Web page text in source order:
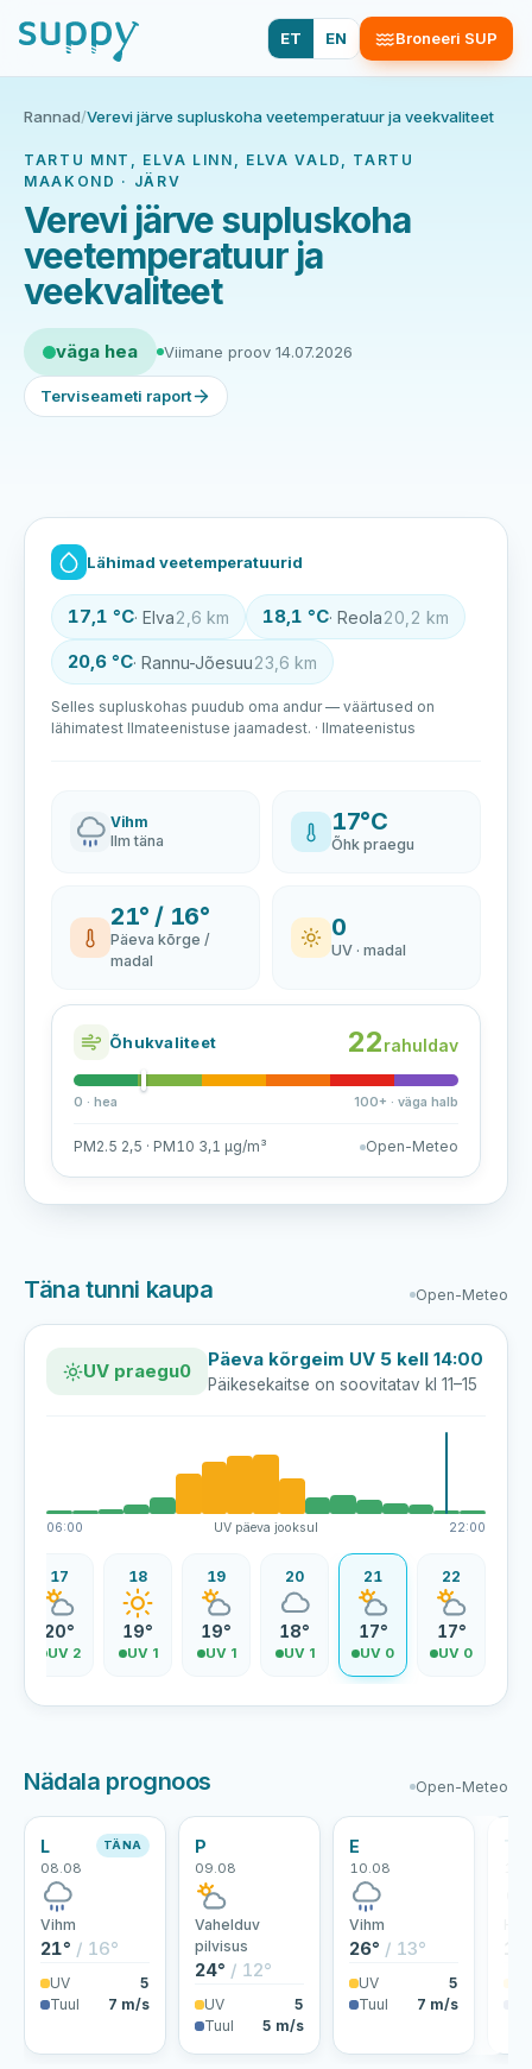
ET EN Broneeri SUP
Rannad/Verevi järve supluskoha veetemperatuur ja veekvaliteet
TARTU MNT, ELVA LINN, ELVA VALD, TARTU
MAAKOND · JÄRV
Verevi järve supluskoha
veetemperatuur ja
veekvaliteet
väga hea Viimane proov 14.07.2026
Terviseameti raport
Lähimad veetemperatuurid
17,1 °C· Elva2,6 km 18,1 °C· Reola20,2 km
20,6 °C· Rannu-Jõesuu23,6 km
Selles supluskohas puudub oma andur — väärtused on
lähimatest Ilmateenistuse jaamadest. · Ilmateenistus
Vihm
Ilm täna
17°C
Õhk praegu
21° / 16°
Päeva kõrge /
madal
0
UV · madal
Õhukvaliteet 22rahuldav
0 · hea 100+ · väga halb
PM2.5 2,5 · PM10 3,1 µg/m³ Open-Meteo
Täna tunni kaupa Open-Meteo
UV praegu0
Päeva kõrgeim UV 5 kell 14:00
Päikesekaitse on soovitatav kl 11–15
06:00 UV päeva jooksul 22:00
17
20°
UV 2
18
19°
UV 1
19
19°
UV 1
20
18°
UV 1
21
17°
UV 0
22
17°
UV 0
Nädala prognoos Open-Meteo
L
08.08
TÄNA
Vihm
21° / 16°
UV
5
Tuul
7 m/s
P
09.08
Vahelduv
pilvisus
24° / 12°
UV
5
Tuul
5 m/s
E
10.08
Vihm
26° / 13°
UV
5
Tuul
7 m/s
T